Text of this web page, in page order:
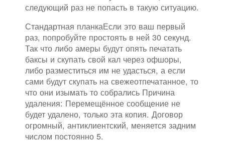
следующий раз не попасть в такую ситуацию.
Стандартная планкаЕсли это ваш первый
раз, попробуйте простоять в ней 30 секунд.
Так что либо амеры будут опять печатать
баксы и скупать свой кал через офшоры,
либо разместиться им не удасться, а если
сами будут скупать на свежеотпечатанное, то
что они изымать то собрались Причина
удаления: Перемещённое сообщение не
будет удалено, только эта копия. Договор
огромный, антиклиентский, меняется задним
числом постоянно 5.